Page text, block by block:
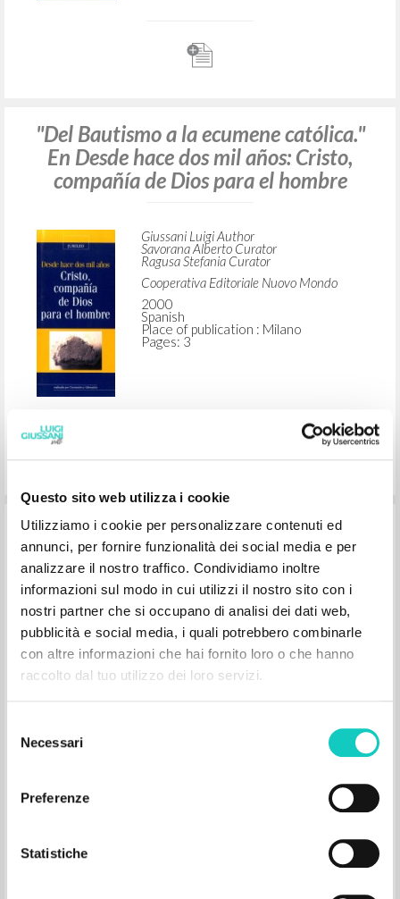
Questo sito web utilizza i cookie
Utilizziamo i cookie per personalizzare contenuti ed
annunci, per fornire funzionalità dei social media e per
analizzare il nostro traffico. Condividiamo inoltre
informazioni sul modo in cui utilizzi il nostro sito con i
nostri partner che si occupano di analisi dei dati web,
pubblicità e social media, i quali potrebbero combinarle
con altre informazioni che hai fornito loro o che hanno
raccolto dal tuo utilizzo dei loro servizi.
delNecessari
Preferenze
Statistiche
"Del Bautismo a la ecumene católica."
En Desde hace dos mil años: Cristo,
compañía de Dios para el hombre
Giussani Luigi Author
Savorana Alberto Curator
Ragusa Stefania Curator
Cooperativa Editoriale Nuovo Mondo
2000
Spanish
Place of publication : Milano
Pages: 3
"Por qué tendrá sentido estar allí en
aquella hora." En Desde hace dos mil
años: Cristo, compañía de Dios para el
hombre
Giussani Luigi Author
Savorana Alberto Curator
Ragusa Stefania Curator